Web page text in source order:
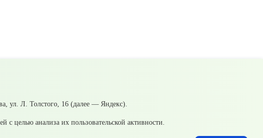
ул. Л. Толстого, 16 (далее — Яндекс).
целью анализа их пользовательской активности.